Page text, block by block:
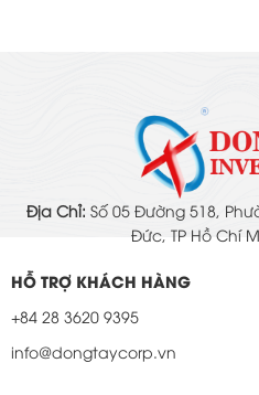
Địa Chỉ: Số 05 Đường 518,
Đức, TP Hồ Chí
HỖ TRỢ KHÁCH HÀNG
+84 28 3620 9395
info@dongtaycorp.vn